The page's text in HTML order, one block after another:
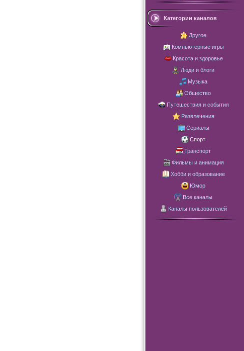
Категории каналов
Другое
Компьютерные игры
Красота и здоровье
Люди и блоги
Музыка
Общество
Путешествия и события
Развлечения
Сериалы
Спорт
Транспорт
Фильмы и анимация
Хобби и образование
Юмор
Все каналы
Каналы пользователей